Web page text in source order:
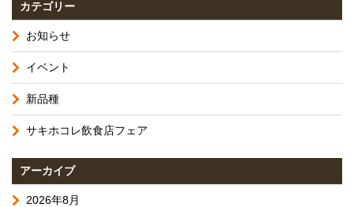
カテゴリー
お知らせ
イベント
新品種
サキホコレ飲食店フェア
アーカイブ
2026年8月